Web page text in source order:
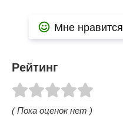
Мне нравится
Рейтинг
( Пока оценок нет )